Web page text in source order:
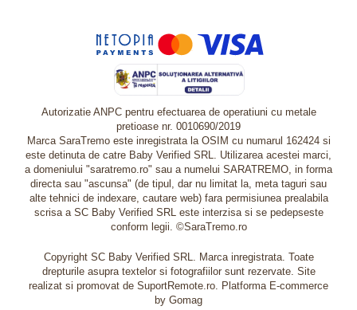
Autorizatie ANPC pentru efectuarea de operatiuni cu metale
pretioase nr. 0010690/2019
Marca SaraTremo este inregistrata la OSIM cu numarul 162424 si
este detinuta de catre Baby Verified SRL. Utilizarea acestei marci,
a domeniului "saratremo.ro" sau a numelui SARATREMO, in forma
directa sau "ascunsa" (de tipul, dar nu limitat la, meta taguri sau
alte tehnici de indexare, cautare web) fara permisiunea prealabila
scrisa a SC Baby Verified SRL este interzisa si se pedepseste
conform legii. ©SaraTremo.ro
Copyright SC Baby Verified SRL. Marca inregistrata. Toate
drepturile asupra textelor si fotografiilor sunt rezervate. Site
realizat si promovat de SuportRemote.ro. Platforma E-commerce
by Gomag